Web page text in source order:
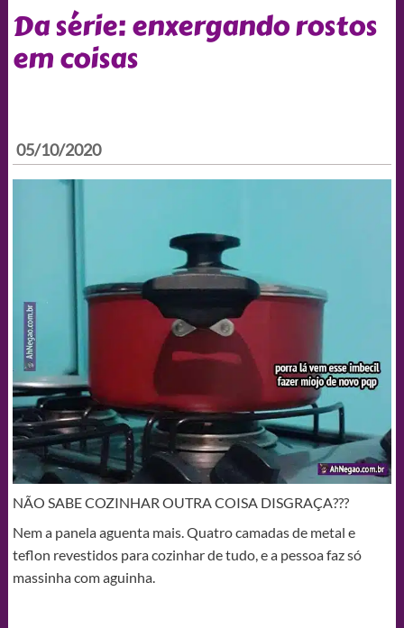
Da série: enxergando rostos
em coisas
05/10/2020
NÃO SABE COZINHAR OUTRA COISA DISGRAÇA???
Nem a panela aguenta mais. Quatro camadas de metal e
teflon revestidos para cozinhar de tudo, e a pessoa faz só
massinha com aguinha.